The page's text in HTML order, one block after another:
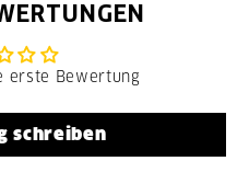
erste Bewertung
schreiben